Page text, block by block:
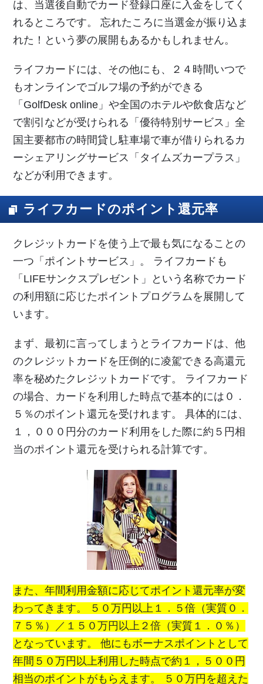
は、当選後自動でカード登録口座に入金をしてく
れるところです。 忘れたころに当選金が振り込ま
れた！という夢の展開もあるかもしれません。
ライフカードには、その他にも、２４時間いつで
もオンラインでゴルフ場の予約ができる
「GolfDesk online」や全国のホテルや飲食店など
で割引などが受けられる「優待特別サービス」全
国主要都市の時間貸し駐車場で車が借りられるカ
ーシェアリングサービス「タイムズカープラス」
などが利用できます。
ライフカードのポイント還元率
クレジットカードを使う上で最も気になることの
一つ「ポイントサービス」。 ライフカードも
「LIFEサンクスプレゼント」という名称でカード
の利用額に応じたポイントプログラムを展開して
います。
まず、最初に言ってしまうとライフカードは、他
のクレジットカードを圧倒的に凌駕できる高還元
率を秘めたクレジットカードです。 ライフカード
の場合、カードを利用した時点で基本的には０．
５％のポイント還元を受けれます。 具体的には、
１，０００円分のカード利用をした際に約５円相
当のポイント還元を受けられる計算です。
また、年間利用金額に応じてポイント還元率が変
わってきます。 ５０万円以上１．５倍（実質０．
７５％）／１５０万円以上２倍（実質１．０％）
となっています。 他にもボーナスポイントとして
年間５０万円以上利用した時点で約１，５００円
相当のポイントがもらえます。 ５０万円を超えた